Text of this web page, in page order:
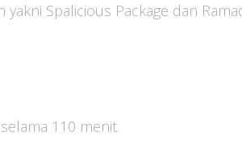
Spalicious Package dan
110 menit.